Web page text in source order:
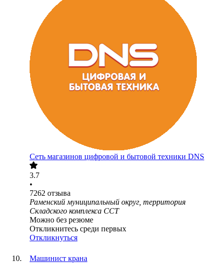
Сеть магазинов цифровой и бытовой техники DNS
3.7
•
7262 отзыва
Раменский муниципальный округ, территория
Складского комплекса ССТ
Можно без резюме
Откликнитесь среди первых
Откликнуться
Машинист крана